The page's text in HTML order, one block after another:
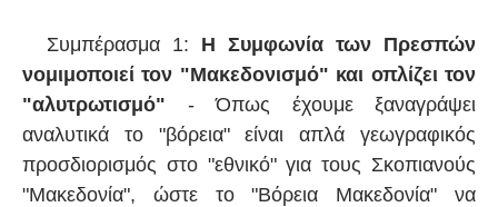
Συμπέρασμα 1: Η Συμφωνία των Πρεσπών
νομιμοποιεί τον "Μακεδονισμό" και οπλίζει τον
"αλυτρωτισμό" - Όπως έχουμε ξαναγράψει
αναλυτικά το "βόρεια" είναι απλά γεωγραφικός
προσδιορισμός στο "εθνικό" για τους Σκοπιανούς
"Μακεδονία", ώστε το "Βόρεια Μακεδονία" να